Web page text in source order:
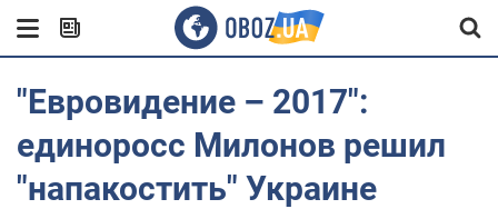
"Евровидение – 2017":
единоросс Милонов решил
"напакостить" Украине